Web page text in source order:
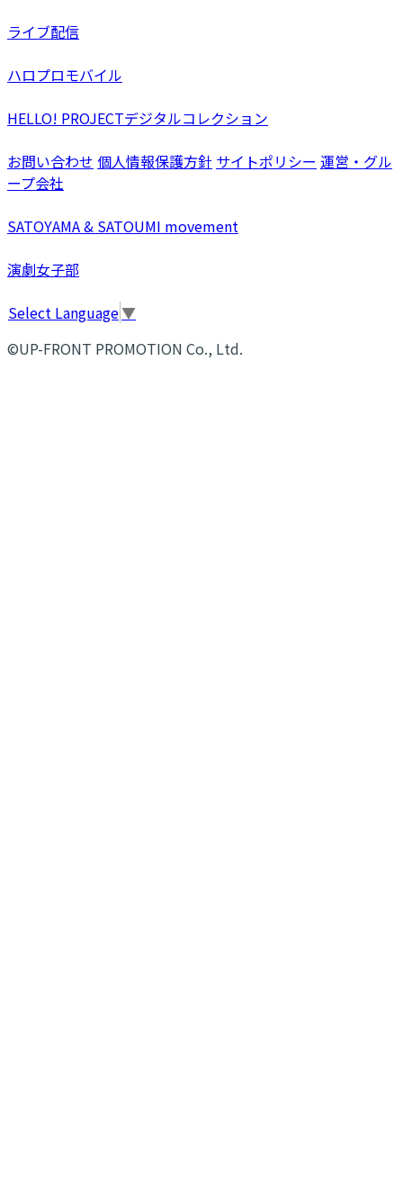
ライブ配信
ハロプロモバイル
HELLO! PROJECTデジタルコレクション
お問い合わせ 個人情報保護方針 サイトポリシー 運営・グル
ープ会社
SATOYAMA & SATOUMI movement
演劇女子部
Select Language▼
©UP-FRONT PROMOTION Co., Ltd.